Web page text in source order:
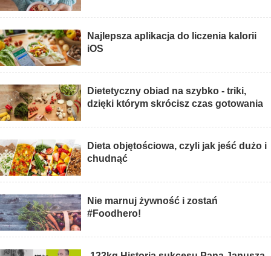
Najlepsza aplikacja do liczenia kalorii
iOS
Dietetyczny obiad na szybko - triki,
dzięki którym skrócisz czas gotowania
Dieta objętościowa, czyli jak jeść dużo i
chudnąć
Nie marnuj żywność i zostań
#Foodhero!